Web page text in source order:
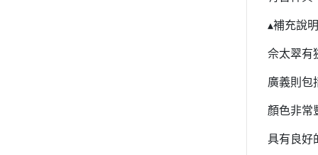
▴補充說明
佘太翠有
廣義則包
顏色非常
具有良好